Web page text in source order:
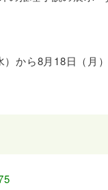
）から8月18日（月）